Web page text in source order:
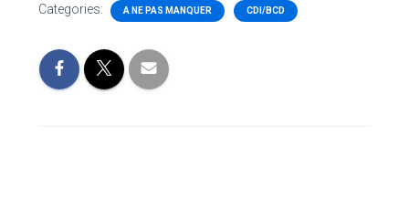
Categories: A NE PAS MANQUER CDI/BCD